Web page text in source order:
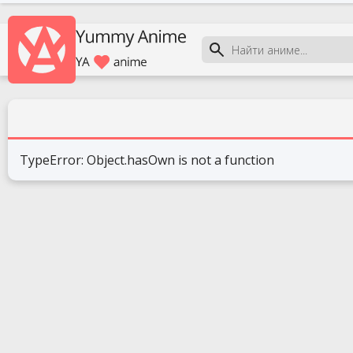
TypeError: Object.hasOwn is not a function